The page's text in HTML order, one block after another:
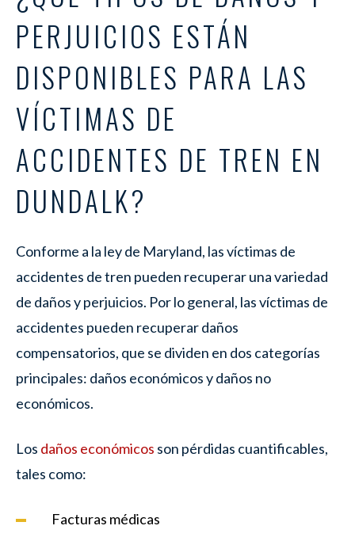
PERJUICIOS ESTÁN
DISPONIBLES PARA LAS
VÍCTIMAS DE
ACCIDENTES DE TREN EN
DUNDALK?
Conforme a la ley de Maryland, las víctimas de
accidentes de tren pueden recuperar una variedad
de daños y perjuicios. Por lo general, las víctimas de
accidentes pueden recuperar daños
compensatorios, que se dividen en dos categorías
principales: daños económicos y daños no
económicos.
Los daños económicos son pérdidas cuantificables,
tales como:
Facturas médicas